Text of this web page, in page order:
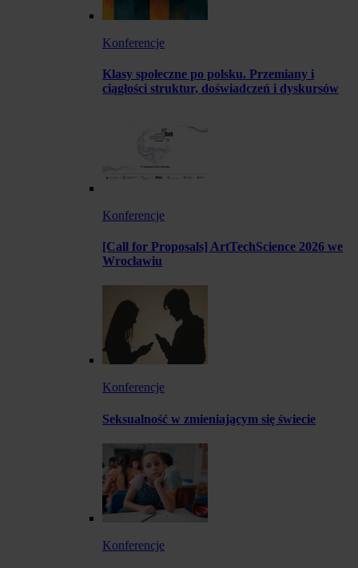
Konferencje
Klasy społeczne po polsku. Przemiany i
ciągłości struktur, doświadczeń i dyskursów
Konferencje
[Call for Proposals] ArtTechScience 2026 we
Wrocławiu
Konferencje
Seksualność w zmieniającym się świecie
Konferencje